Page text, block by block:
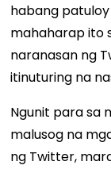
habang
mahaharap ito
naranasan ng
itinuturing na
Ngunit para sa
malusog na
ng Twitter,